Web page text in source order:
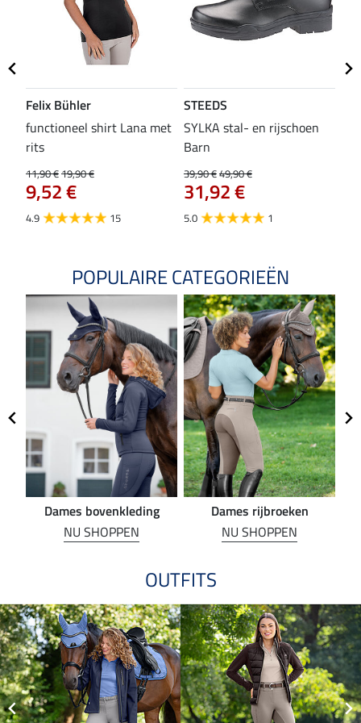
Felix Bühler
functioneel shirt Lana met
rits
11,90 €19,90 €
9,52 €
4.9 15
STEEDS
SYLKA stal- en rijschoen
Barn
39,90 €49,90 €
31,92 €
5.0 1
POPULAIRE CATEGORIEËN
Dames bovenkleding
NU SHOPPEN
Dames rijbroeken
NU SHOPPEN
OUTFITS